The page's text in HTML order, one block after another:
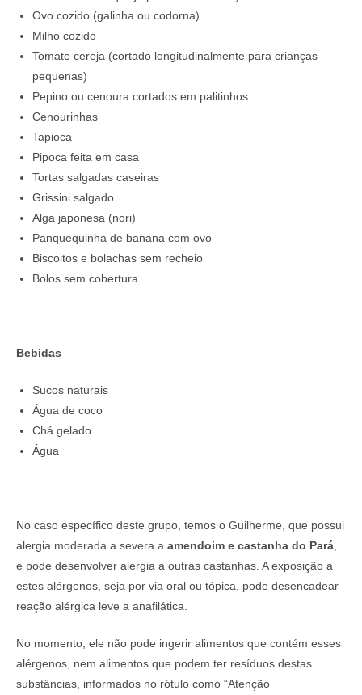
Ovo cozido (galinha ou codorna)
Milho cozido
Tomate cereja (cortado longitudinalmente para crianças
pequenas)
Pepino ou cenoura cortados em palitinhos
Cenourinhas
Tapioca
Pipoca feita em casa
Tortas salgadas caseiras
Grissini salgado
Alga japonesa (nori)
Panquequinha de banana com ovo
Biscoitos e bolachas sem recheio
Bolos sem cobertura
Bebidas
Sucos naturais
Água de coco
Chá gelado
Água
No caso específico deste grupo, temos o Guilherme, que possui
alergia moderada a severa a amendoim e castanha do Pará,
e pode desenvolver alergia a outras castanhas. A exposição a
estes alérgenos, seja por via oral ou tópica, pode desencadear
reação alérgica leve a anafilática.
No momento, ele não pode ingerir alimentos que contém esses
alérgenos, nem alimentos que podem ter resíduos destas
substâncias, informados no rótulo como “Atenção